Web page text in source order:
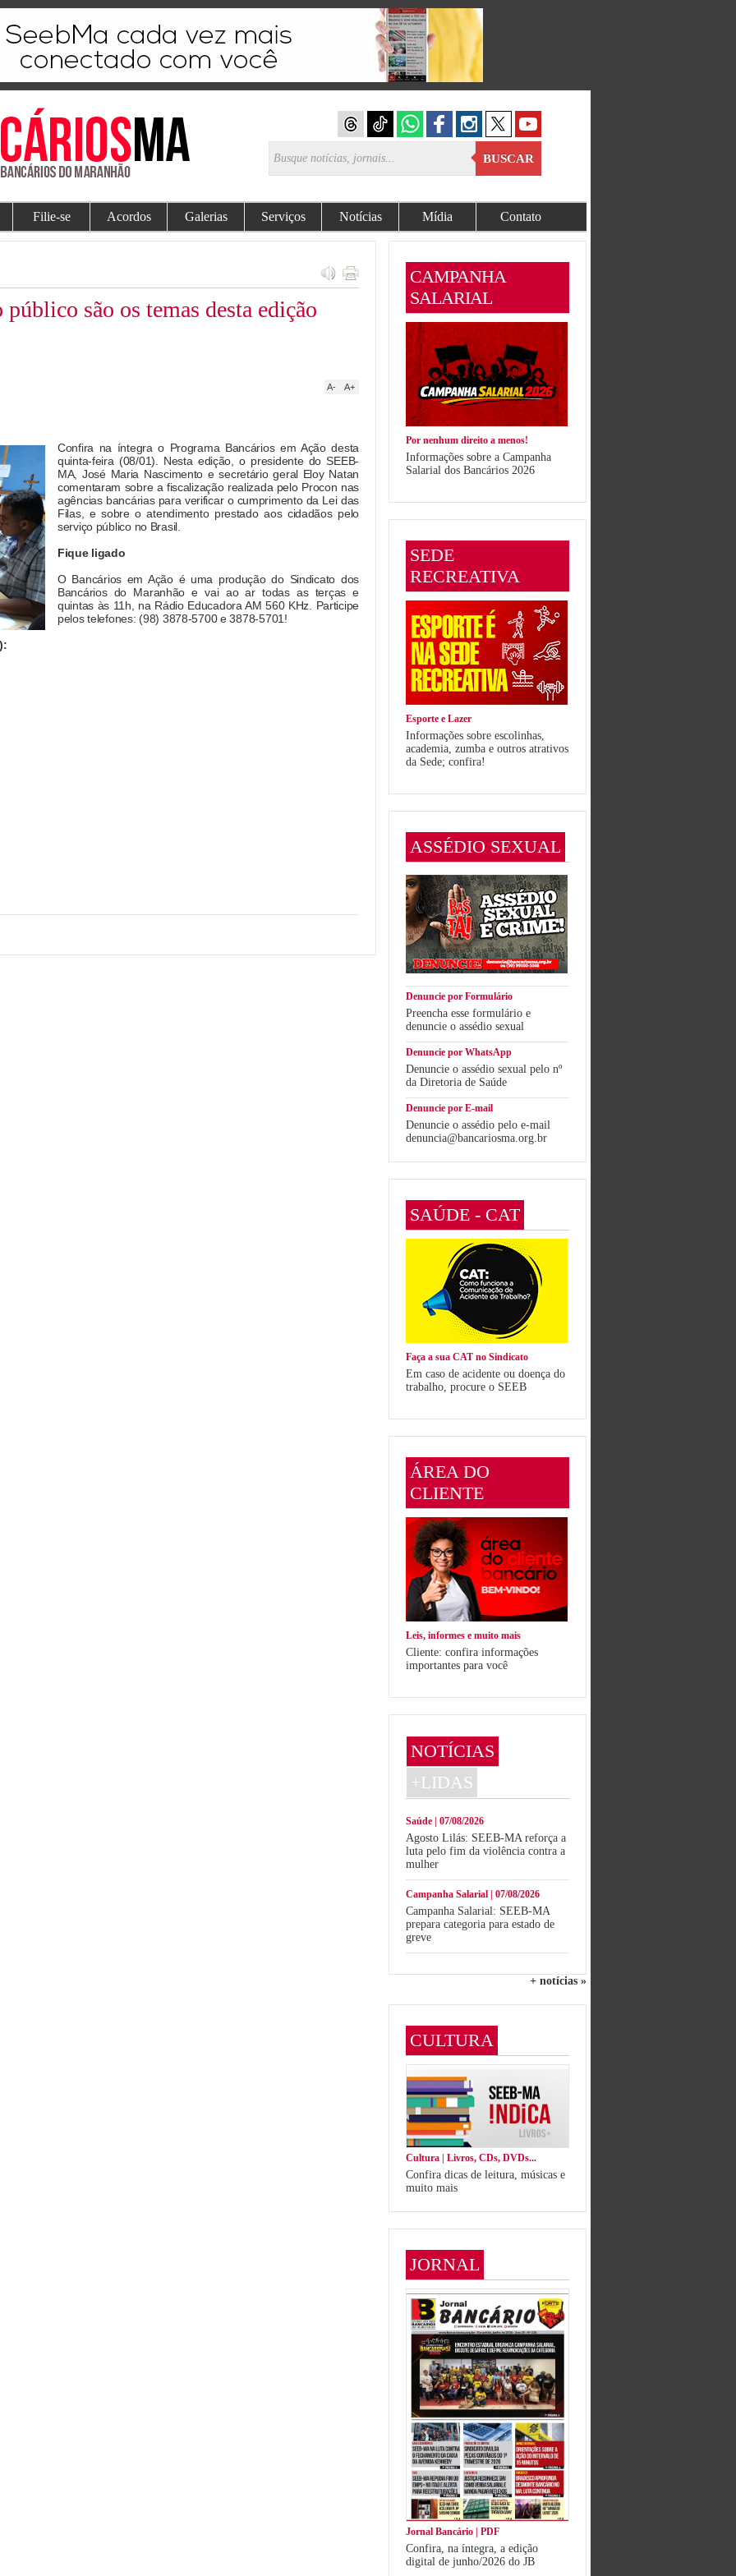
BUSCAR
Filie-se Acordos Galerias Serviços Notícias Mídia Contato
são os temas desta edição
A+
A-
Confira na íntegra o Programa Bancários em Ação desta
quinta-feira (08/01). Nesta edição, o presidente do SEEB-
MA, José Maria Nascimento e secretário geral Eloy Natan
comentaram sobre a fiscalização realizada pelo Procon nas
agências bancárias para verificar o cumprimento da Lei das
Filas, e sobre o atendimento prestado aos cidadãos pelo
serviço público no Brasil.
Fique ligado
O Bancários em Ação é uma produção do Sindicato dos
Bancários do Maranhão e vai ao ar todas as terças e
quintas às 11h, na Rádio Educadora AM 560 KHz. Participe
pelos telefones: (98) 3878-5700 e 3878-5701!
CAMPANHA
SALARIAL
Por nenhum direito a menos!
Informações sobre a Campanha
Salarial dos Bancários 2026
SEDE
RECREATIVA
Esporte e Lazer
Informações sobre escolinhas,
academia, zumba e outros atrativos
da Sede; confira!
ASSÉDIO SEXUAL
Denuncie por Formulário
Preencha esse formulário e
denuncie o assédio sexual
Denuncie por WhatsApp
Denuncie o assédio sexual pelo nº
da Diretoria de Saúde
Denuncie por E-mail
Denuncie o assédio pelo e-mail
denuncia@bancariosma.org.br
SAÚDE - CAT
Faça a sua CAT no Sindicato
Em caso de acidente ou doença do
trabalho, procure o SEEB
ÁREA DO
CLIENTE
Leis, informes e muito mais
Cliente: confira informações
importantes para você
NOTÍCIAS
+LIDAS
Saúde | 07/08/2026
Agosto Lilás: SEEB-MA reforça a
luta pelo fim da violência contra a
mulher
Campanha Salarial | 07/08/2026
Campanha Salarial: SEEB-MA
prepara categoria para estado de
greve
+ notícias »
CULTURA
Cultura | Livros, CDs, DVDs...
Confira dicas de leitura, músicas e
muito mais
JORNAL
Jornal Bancário | PDF
Confira, na íntegra, a edição
digital de junho/2026 do JB